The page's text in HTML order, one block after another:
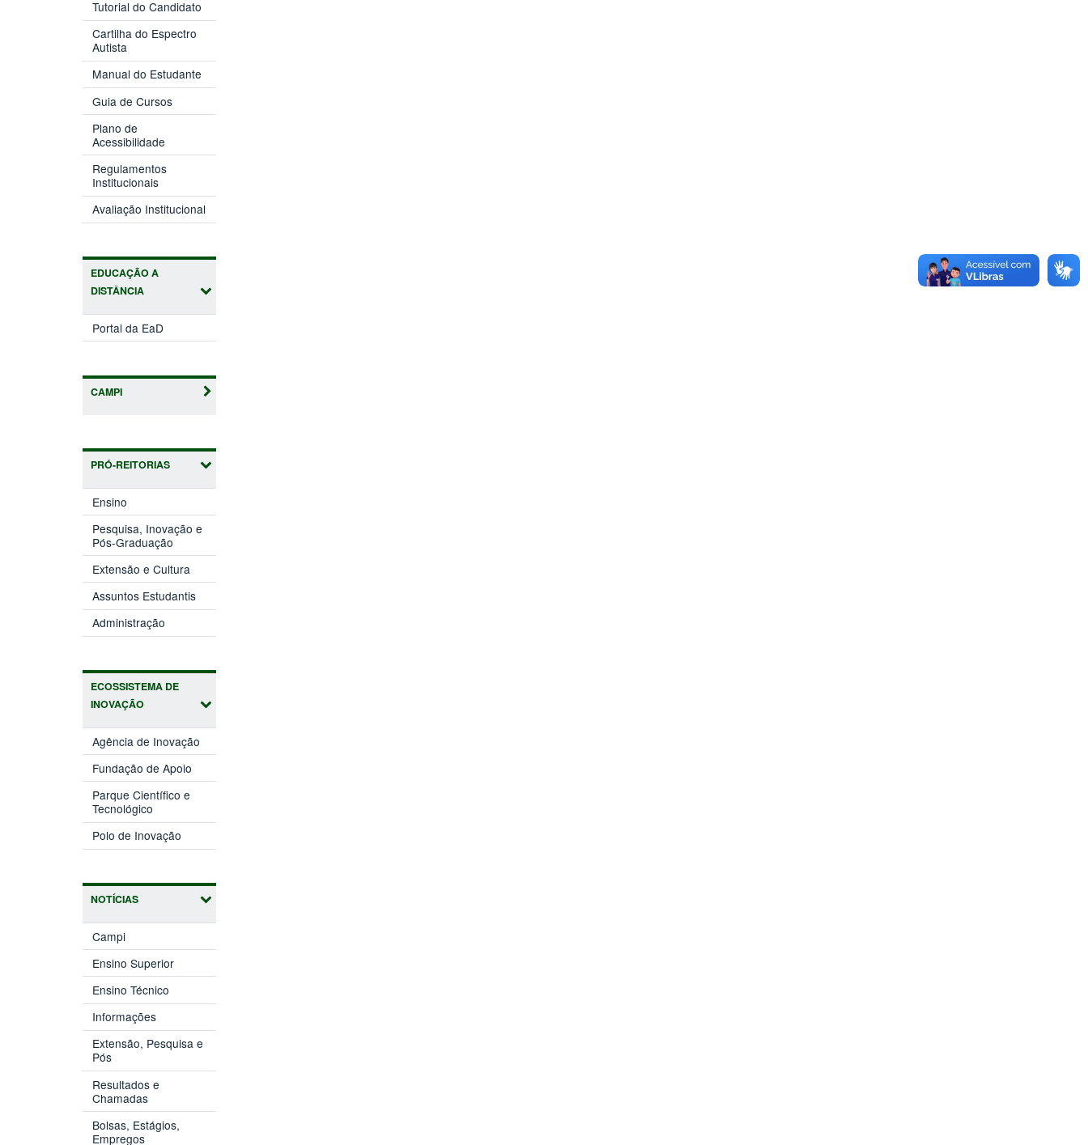
Tutorial do Candidato
Cartilha do Espectro
Autista
Manual do Estudante
Guia de Cursos
Plano de
Acessibilidade
Regulamentos
Institucionais
Avaliação Institucional
EDUCAÇÃO A
DISTÂNCIA
Portal da EaD
CAMPI
PRÓ-REITORIAS
Ensino
em
nova
janela)
Pesquisa, Inovação e
Pós-Graduação (abre
em
nova
janela)
Extensão e Cultura
em
nova
janela)
Assuntos Estudantis(abre
em
janela)
Administração
em
ECOSSISTEMA DE
INOVAÇÃO
Agência de Inovação
em
janela)
Fundação de Apoio
em
Parque Científico e
Tecnológico
em
nova
janela)
Polo de Inovação
em
NOTÍCIAS
Campi
Ensino Superior
Ensino Técnico
Informações
Extensão, Pesquisa e
Pós
Resultados e
Chamadas
Bolsas, Estágios,
Empregos